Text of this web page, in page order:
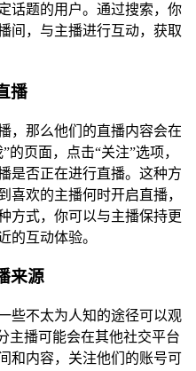
话题的用户。通过搜索，你
间，与主播进行互动，获取
播
，那么他们的直播内容会在
的页面，点击“关注”选项，
是否正在进行直播。这种方
喜欢的主播何时开启直播，
方式，你可以与主播保持更
的互动体验。
来源
些不太为人知的途径可以观
主播可能会在其他社交平台
和内容，关注他们的账号可